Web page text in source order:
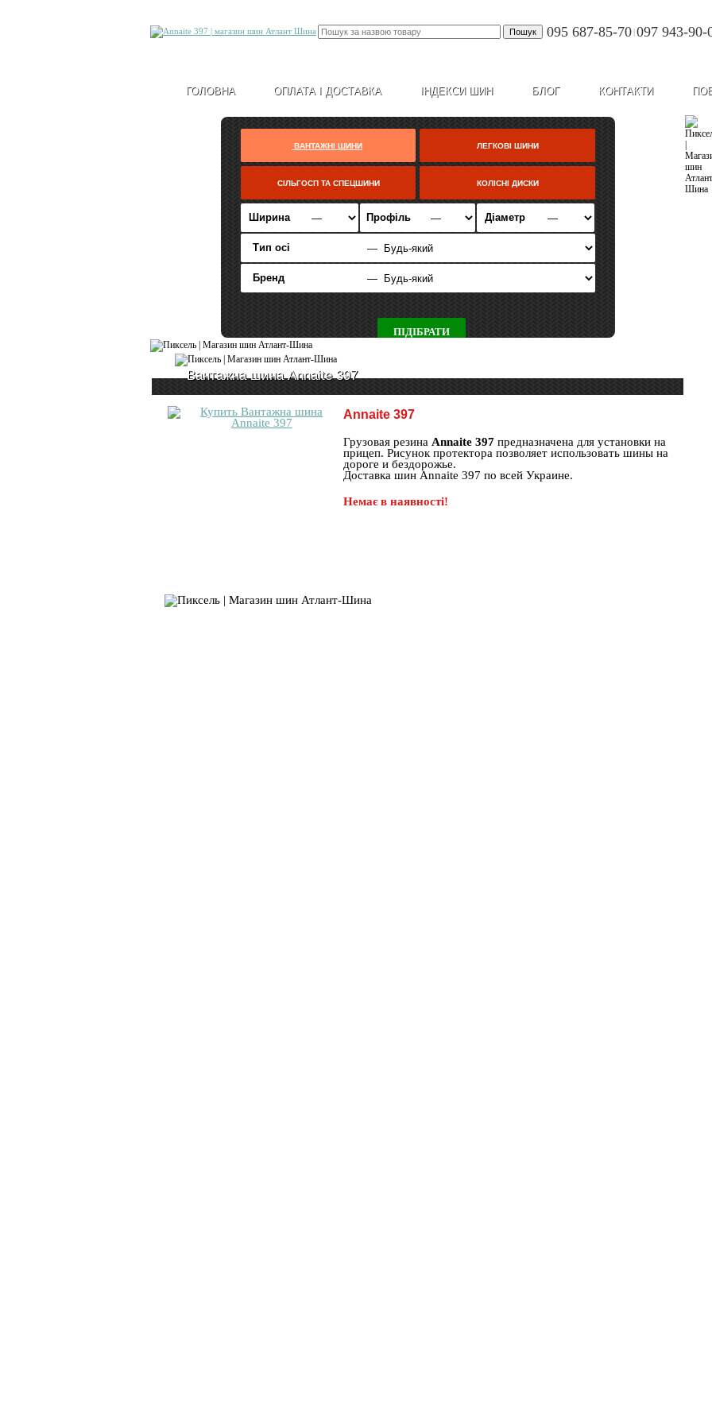
095 687-85-70 |097 943-90-
ГОЛОВНА ОПЛАТА І ДОСТАВКА ІНДЕКСИ ШИН БЛОГ КОНТАКТИ
ВАНТАЖНІ ШИНИ ЛЕГКОВІ ШИНИ
СІЛЬГОСП ТА СПЕЦШИНИ КОЛІСНІ ДИСКИ
Ширина Профіль Діаметр
Тип осі
Бренд
Вантажна шина Annaite 397
Annaite 397
Грузовая резина Annaite 397 предназначена для установки на
прицеп. Рисунок протектора позволяет использовать шины на
дороге и бездорожье.
Доставка шин Annaite 397 по всей Украине.
Немає в наявності!